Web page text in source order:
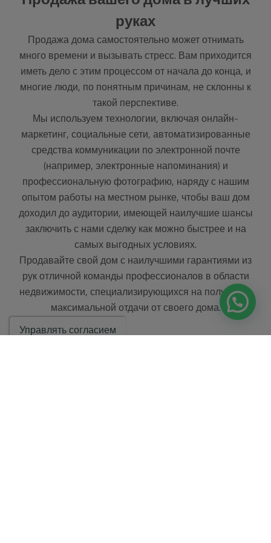
руках
Продажа дома самостоятельно может отнимать
много времени и вызывать стресс. Вам приходится
иметь дело с этим процессом от начала до конца, и
многие люди, по понятным причинам, не склонны к
такой перспективе.
Мы используем технологии, включая онлайн-
маркетинг, социальные сети, автоматизированные
средства коммуникации по электронной почте
(например, электронные напоминания) и
профессиональную фотографию, наряду с нашим
опытом работы на местном рынке, чтобы ваш дом
доходил до аудитории, имеющей наилучшие шансы
заключить с нами сделку как можно быстрее и на
самых выгодных условиях.
Продавайте свой дом с наилучшими гарантиями из
рук отличной команды профессионалов в области
недвижимости, специализирующихся на получении
максимальной отдачи от своего дома.
Управлять согласием